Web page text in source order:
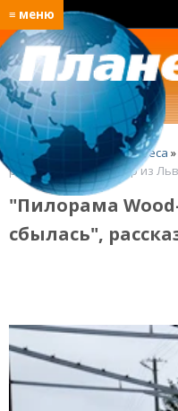
≡ меню
Главная Идеи для бизнеса »
рассказывает фермер из
"Пилорама
сбылась",